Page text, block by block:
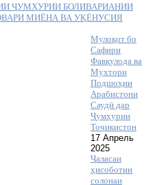
ҶУМҲУРИИ БОЛИВАРИАНИИ
МИЁНА ВА УҚЁНУСИЯ
Мулоқот бо
Сафири
Фавқулода ва
Мухтори
Подшоҳии
Арабистони
Саудӣ дар
Ҷумҳурии
Тоҷикистон
17 Апрель
2025
Ҷаласаи
ҳисоботии
солонаи